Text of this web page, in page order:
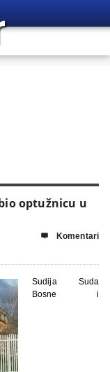
optužnicu u
 Komentari
Sudija Suda
Bosne i